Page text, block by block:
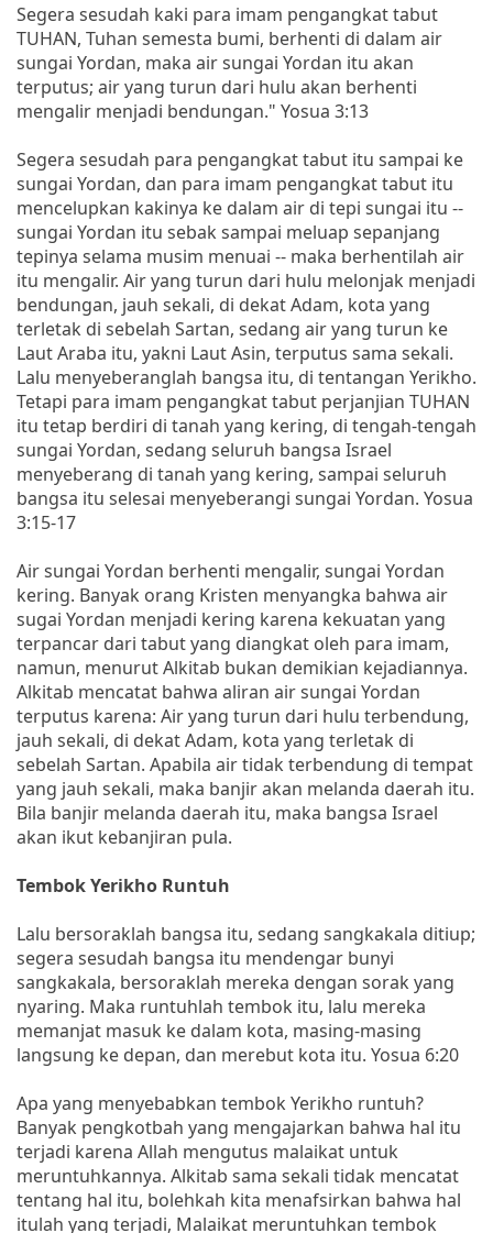
Segera sesudah kaki para imam pengangkat tabut
TUHAN, Tuhan semesta bumi, berhenti di dalam air
sungai Yordan, maka air sungai Yordan itu akan
terputus; air yang turun dari hulu akan berhenti
mengalir menjadi bendungan." Yosua 3:13
Segera sesudah para pengangkat tabut itu sampai ke
sungai Yordan, dan para imam pengangkat tabut itu
mencelupkan kakinya ke dalam air di tepi sungai itu --
sungai Yordan itu sebak sampai meluap sepanjang
tepinya selama musim menuai -- maka berhentilah air
itu mengalir. Air yang turun dari hulu melonjak menjadi
bendungan, jauh sekali, di dekat Adam, kota yang
terletak di sebelah Sartan, sedang air yang turun ke
Laut Araba itu, yakni Laut Asin, terputus sama sekali.
Lalu menyeberanglah bangsa itu, di tentangan Yerikho.
Tetapi para imam pengangkat tabut perjanjian TUHAN
itu tetap berdiri di tanah yang kering, di tengah-tengah
sungai Yordan, sedang seluruh bangsa Israel
menyeberang di tanah yang kering, sampai seluruh
bangsa itu selesai menyeberangi sungai Yordan. Yosua
3:15-17
Air sungai Yordan berhenti mengalir, sungai Yordan
kering. Banyak orang Kristen menyangka bahwa air
sugai Yordan menjadi kering karena kekuatan yang
terpancar dari tabut yang diangkat oleh para imam,
namun, menurut Alkitab bukan demikian kejadiannya.
Alkitab mencatat bahwa aliran air sungai Yordan
terputus karena: Air yang turun dari hulu terbendung,
jauh sekali, di dekat Adam, kota yang terletak di
sebelah Sartan. Apabila air tidak terbendung di tempat
yang jauh sekali, maka banjir akan melanda daerah itu.
Bila banjir melanda daerah itu, maka bangsa Israel
akan ikut kebanjiran pula.
Tembok Yerikho Runtuh
Lalu bersoraklah bangsa itu, sedang sangkakala ditiup;
segera sesudah bangsa itu mendengar bunyi
sangkakala, bersoraklah mereka dengan sorak yang
nyaring. Maka runtuhlah tembok itu, lalu mereka
memanjat masuk ke dalam kota, masing-masing
langsung ke depan, dan merebut kota itu. Yosua 6:20
Apa yang menyebabkan tembok Yerikho runtuh?
Banyak pengkotbah yang mengajarkan bahwa hal itu
terjadi karena Allah mengutus malaikat untuk
meruntuhkannya. Alkitab sama sekali tidak mencatat
tentang hal itu, bolehkah kita menafsirkan bahwa hal
itulah yang terjadi, Malaikat meruntuhkan tembok